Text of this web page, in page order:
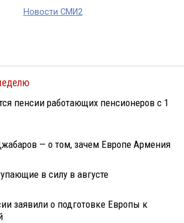
Новости СМИ2
пенсии работающих пенсионеров с 1
— о том, зачем Европе Армения
в силу в августе
заявили о подготовке Европы к